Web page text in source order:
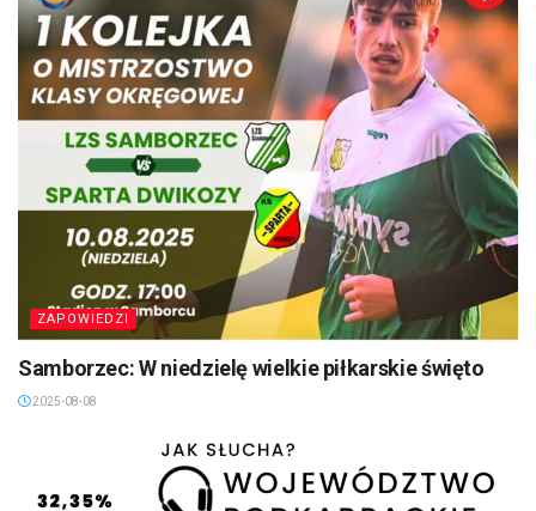
ZAPOWIEDZI
Samborzec: W niedzielę wielkie piłkarskie święto
2025-08-08